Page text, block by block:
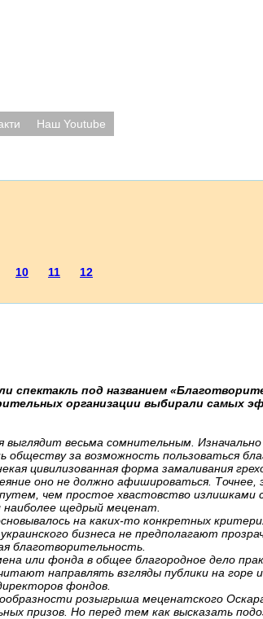
Наш Youtube
10 11 12
спектакль под названием
организации выбирали самых
весьма сомнительным.
за возможность пользоваться
цивилизованная форма замаливания
оно не должно афишироваться. Точнее,
чем простое хвастовство излишками
щедрый меценат.
на каких-то конкретных
бизнеса не предполагают
благотворительность.
или фонда в общее благородное дело
направлять взгляды публики на горе
фондов.
розыгрыша меценатского
призов. Но перед тем как высказать